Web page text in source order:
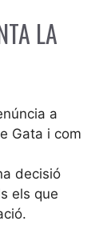
LA
a
Gata i com
decisió
els que